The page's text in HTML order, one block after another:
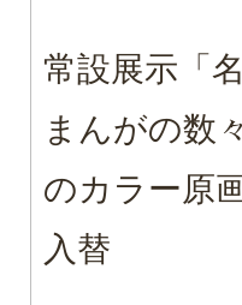
常設展示「
まんがの数々
のカラー原
入替